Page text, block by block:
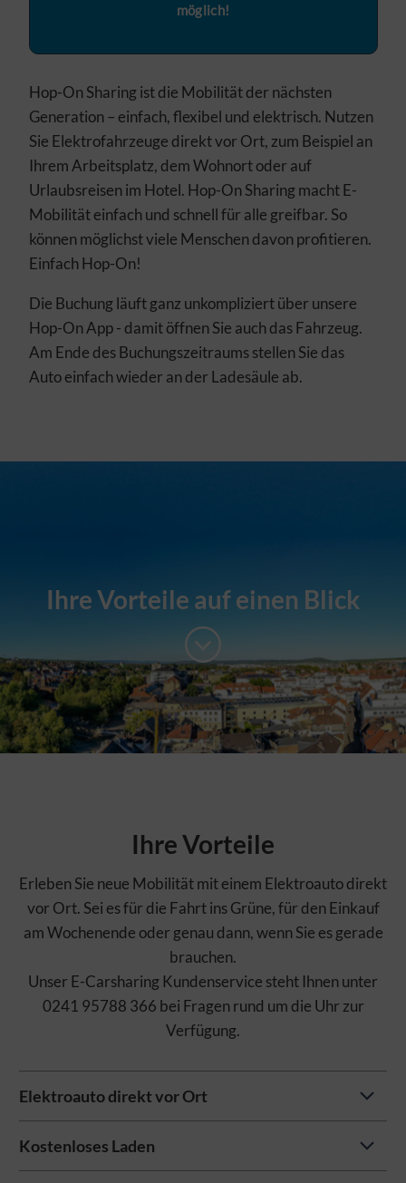
möglich!
Hop-On Sharing ist die Mobilität der nächsten
Generation – einfach, flexibel und elektrisch. Nutzen
Sie Elektrofahrzeuge direkt vor Ort, zum Beispiel an
Ihrem Arbeitsplatz, dem Wohnort oder auf
Urlaubsreisen im Hotel. Hop-On Sharing macht E-
Mobilität einfach und schnell für alle greifbar. So
können möglichst viele Menschen davon profitieren.
Einfach Hop-On!
Die Buchung läuft ganz unkompliziert über unsere
Hop-On App - damit öffnen Sie auch das Fahrzeug.
Am Ende des Buchungszeitraums stellen Sie das
Auto einfach wieder an der Ladesäule ab.
Ihre Vorteile auf einen Blick
Ihre Vorteile
Erleben Sie neue Mobilität mit einem Elektroauto direkt
vor Ort. Sei es für die Fahrt ins Grüne, für den Einkauf
am Wochenende oder genau dann, wenn Sie es gerade
brauchen.
Unser E-Carsharing Kundenservice steht Ihnen unter
0241 95788 366 bei Fragen rund um die Uhr zur
Verfügung.
Elektroauto direkt vor Ort
Das nächste E-Carsharing-Fahrzeug war noch nie so
nah. Den genauen Standort und die verfügbaren Zeiten
Kostenloses Laden